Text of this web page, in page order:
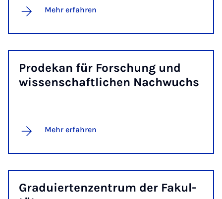
Mehr erfahren
Pro­de­kan für For­schung und
wis­sen­schaft­li­chen Nach­wuchs
Mehr erfahren
Gra­du­ier­ten­zen­trum der Fa­kul­